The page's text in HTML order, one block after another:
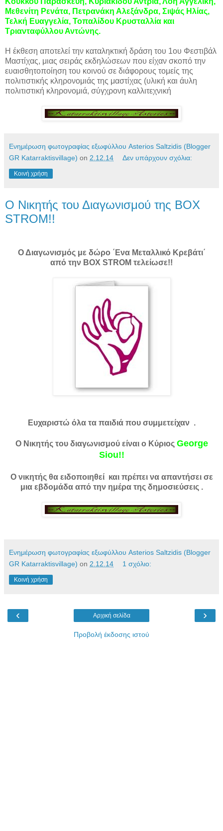
Μεθενίτη Ρενάτα, Πετρανάκη Αλεξάνδρα, Σιψάς Ηλίας,
Τελκή Ευαγγελία, Τοπαλίδου Κρυσταλλία και
Τριανταφύλλου Αντώνης.
Η έκθεση αποτελεί την καταληκτική δράση του 1ου Φεστιβάλ
Μαστίχας, μιας σειράς εκδηλώσεων που είχαν σκοπό την
ευαισθητοποίηση του κοινού σε διάφορους τομείς της
πολιτιστικής κληρονομιάς της μαστίχας (υλική και άυλη
πολιτιστική κληρονομιά, σύγχρονη καλλιτεχνική
Ενημέρωση φωτογραφίας εξωφύλλου Asterios Saltzidis (Blogger
GR Katarraktisvillage) on 2.12.14 Δεν υπάρχουν σχόλια:
Κοινή χρήση
Ο Νικητής του Διαγωνισμού της BOX
STROM!!
Ο Διαγωνισμός με δώρο ΄Ενα Μεταλλικό Κρεβάτι΄
από την BOX STROM τελείωσε!!
Ευχαριστώ όλα τα παιδιά που συμμετείχαν .
Ο Νικητής του διαγωνισμού είναι ο Κύριος George
Siou!!
Ο νικητής θα ειδοποιηθεί και πρέπει να απαντήσει σε
μια εβδομάδα από την ημέρα της δημοσιεύσεις .
Ενημέρωση φωτογραφίας εξωφύλλου Asterios Saltzidis (Blogger
GR Katarraktisvillage) on 2.12.14 1 σχόλιο:
Κοινή χρήση
‹ ›
Αρχική σελίδα
Προβολή έκδοσης ιστού